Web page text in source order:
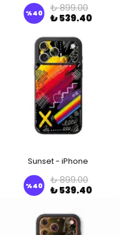
%40
₺ 899.00
₺ 539.40
Sunset - iPhone
%40
₺ 899.00
₺ 539.40